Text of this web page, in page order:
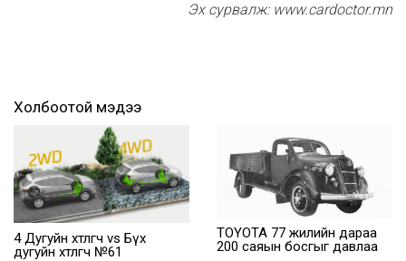
Эх сурвалж: www.cardoctor.mn
Холбоотой мэдээ
4 Дугуйн хөтлөгч vs Бүх
дугуйн хөтлөгч №61
TOYOTA 77 жилийн дараа
200 саяын босгыг давлаа